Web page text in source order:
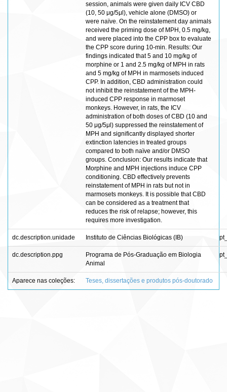
session, animals were given daily ICV CBD
(10, 50 μg/5μl), vehicle alone (DMSO) or
were naïve. On the reinstatement day animals
received the priming dose of MPH, 0.5 mg/kg,
and were placed into the CPP box to evaluate
the CPP score during 10-min. Results: Our
findings indicated that 5 and 10 mg/kg of
morphine or 1 and 2.5 mg/kg of MPH in rats
and 5 mg/kg of MPH in marmosets induced
CPP. In addition, CBD administration could
not inhibit the reinstatement of the MPH-
induced CPP response in marmoset
monkeys. However, in rats, the ICV
administration of both doses of CBD (10 and
50 μg/5μl) suppressed the reinstatement of
MPH and significantly displayed shorter
extinction latencies in treated groups
compared to both naïve and/or DMSO
groups. Conclusion: Our results indicate that
Morphine and MPH injections induce CPP
conditioning. CBD effectively prevents
reinstatement of MPH in rats but not in
marmosets monkeys. It is possible that CBD
can be considered as a treatment that
reduces the risk of relapse; however, this
requires more investigation.
dc.description.unidade Instituto de Ciências Biológicas (IB)
dc.description.ppg
Programa de Pós-Graduação em Biologia
Animal
Aparece nas coleções: Teses, dissertações e produtos pós-doutorado